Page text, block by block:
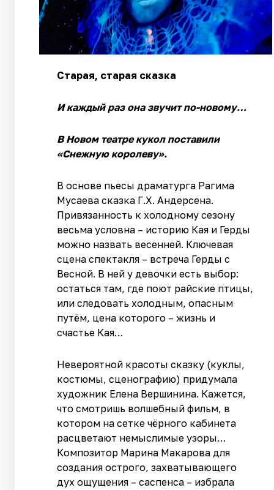
Старая, старая сказка
И каждый раз она звучит по-новому…
В Новом театре кукол поставили
«Снежную королеву».
В основе пьесы драматурга Рагима
Мусаева сказка Г.Х. Андерсена.
Привязанность к холодному сезону
весьма условна – историю Кая и Герды
можно назвать весенней. Ключевая
сцена спектакля – встреча Герды с
Весной. В ней у девочки есть выбор:
остаться там, где поют райские птицы,
или следовать холодным, опасным
путём, цена которого – жизнь и
счастье Кая…
Невероятной красоты сказку (куклы,
костюмы, сценографию) придумала
художник Елена Вершинина. Кажется,
что смотришь волшебный фильм, в
котором на сетке чёрного кабинета
расцветают немыслимые узоры…
Композитор Марина Макарова для
создания острого, захватывающего
дух ощущения – саспенса – избрала